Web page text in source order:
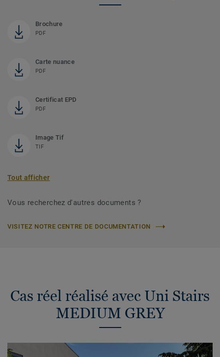
Brochure
PDF
Carte nuance
PDF
Certificat EPD
PDF
Image Tif
TIF
Tout afficher
Vous recherchez d'autres documents ?
VISITEZ NOTRE CENTRE DE DOCUMENTATION
Cas réel réalisé avec Uni Stairs
MEDIUM GREY